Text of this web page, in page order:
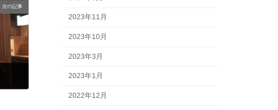
次の記事
2023年11月
2023年10月
2023年3月
2023年1月
2022年12月